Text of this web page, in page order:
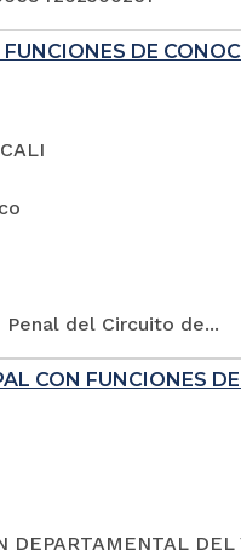
DE
del Circuito de...
CON FUNCIONES
DEPARTAMENTAL